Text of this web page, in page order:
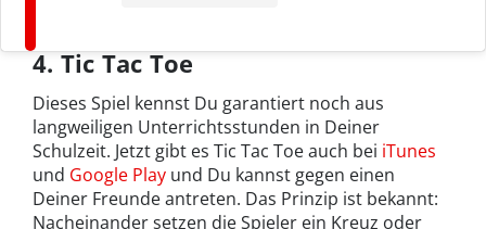
4. Tic Tac Toe
Dieses Spiel kennst Du garantiert noch aus
langweiligen Unterrichtsstunden in Deiner
Schulzeit. Jetzt gibt es Tic Tac Toe auch bei iTunes
und Google Play und Du kannst gegen einen
Deiner Freunde antreten. Das Prinzip ist bekannt:
Nacheinander setzen die Spieler ein Kreuz oder